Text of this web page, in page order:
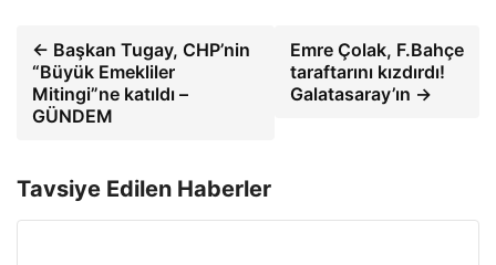
← Başkan Tugay, CHP’nin
“Büyük Emekliler
Mitingi”ne katıldı –
GÜNDEM
Emre Çolak, F.Bahçe
taraftarını kızdırdı!
Galatasaray’ın →
Tavsiye Edilen Haberler